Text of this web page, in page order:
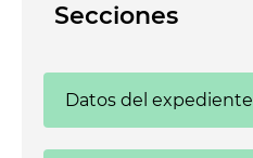
Secciones
Datos del expediente